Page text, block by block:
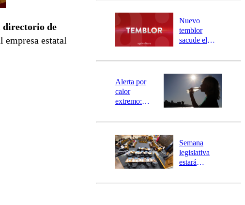
directorio de
empresa estatal
río Damas:
activa
mensajería
SAE
Nuevo
temblor
sacude el
revisa la
epicentro
Alerta por
calor
extremo:
activa Alerta
Preventiva en
tres comunas
Semana
legislativa
estará
el fin de la